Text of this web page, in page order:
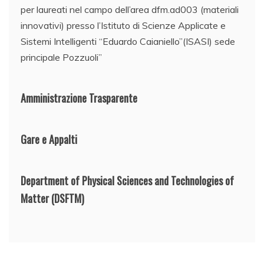
per laureati nel campo dell’area dfm.ad003 (materiali
innovativi) presso l’Istituto di Scienze Applicate e
Sistemi Intelligenti “Eduardo Caianiello”(ISASI) sede
principale Pozzuoli”
Amministrazione Trasparente
Gare e Appalti
Department of Physical Sciences and Technologies of
Matter(DSFTM)